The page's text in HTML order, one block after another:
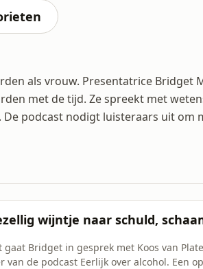
als vrouw. Presentatrice Bridget
met de tijd. Ze spreekt met
podcast nodigt luisteraars uit om
wijntje naar schuld,
gaat Bridget in gesprek met Koos van
de podcast Eerlijk over alcohol. Een